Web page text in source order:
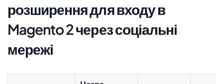
розширення для входу в
Magento 2 через соціальні
мережі